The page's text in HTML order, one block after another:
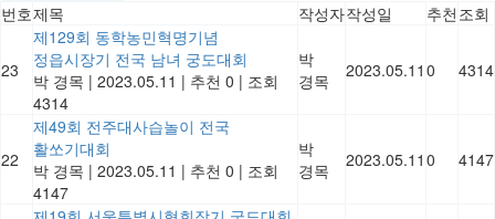
번호제목 작성자작성일 추천 조회
23
제129회 동학농민혁명기념
정읍시장기 전국 남녀 궁도대회
박 경목 | 2023.05.11 | 추천 0 | 조회
4314
박
경목
2023.05.11 0 4314
22
제49회 전주대사습놀이 전국
활쏘기대회
박 경목 | 2023.05.11 | 추천 0 | 조회
4147
박
경목
2023.05.11 0 4147